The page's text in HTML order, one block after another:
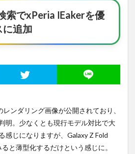
索でxPeria IEakerを優
に追加
レンダリング画像が公開されており、
明。少なくとも現行モデル対比で大
感じになりますが、Galaxy Z Fold
と薄型化するだけという感じに。